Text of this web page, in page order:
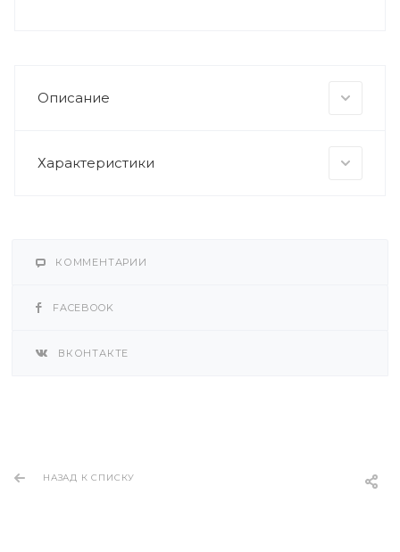
Описание
Характеристики
КОММЕНТАРИИ
FACEBOOK
ВКОНТАКТЕ
НАЗАД К СПИСКУ